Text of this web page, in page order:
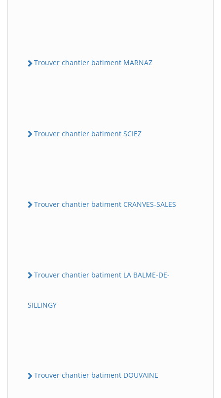
Trouver chantier batiment MARNAZ
Trouver chantier batiment SCIEZ
Trouver chantier batiment CRANVES-SALES
Trouver chantier batiment LA BALME-DE-
SILLINGY
Trouver chantier batiment DOUVAINE